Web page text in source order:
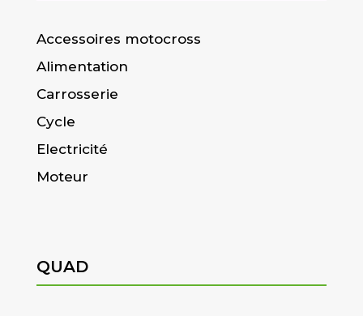
Accessoires motocross
Alimentation
Carrosserie
Cycle
Electricité
Moteur
QUAD